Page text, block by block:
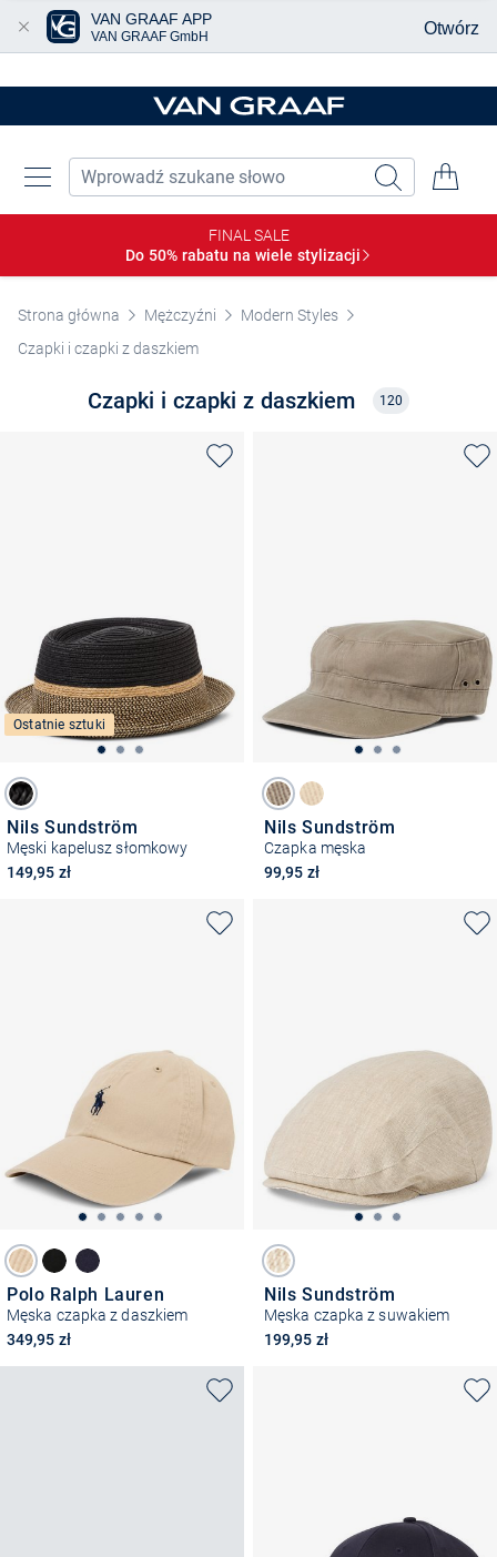
FINAL SALE
Do 50% rabatu na wiele stylizacji
Strona główna Mężczyźni
Modern Styles
Czapki i czapki z daszkiem
Czapki i czapki z daszkiem 120
Ostatnie sztuki
Nils Sundström
Męski kapelusz słomkowy
149,95 zł
Nils Sundström
Czapka męska
99,95 zł
Polo Ralph Lauren
Męska czapka z daszkiem
349,95 zł
Nils Sundström
Męska czapka z suwakiem
199,95 zł
VAN GRAAF APP
VAN GRAAF GmbH Otwórz